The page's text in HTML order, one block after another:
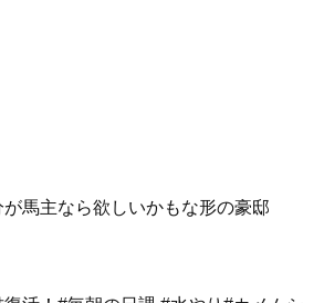
が馬主なら欲しいかもな形の豪邸